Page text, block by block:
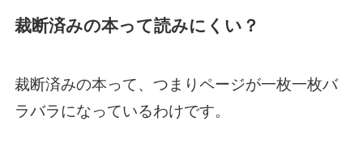
裁断済みの本って読みにくい？
裁断済みの本って、つまりページが一枚一枚バ
ラバラになっているわけです。